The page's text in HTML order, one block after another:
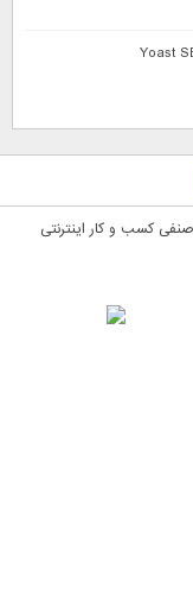
کسب و کار اینترنتی